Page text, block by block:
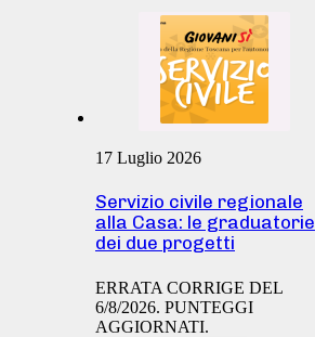
17 Luglio 2026
Servizio civile regionale
alla Casa: le graduatorie
dei due progetti
ERRATA CORRIGE DEL
6/8/2026. PUNTEGGI
AGGIORNATI.